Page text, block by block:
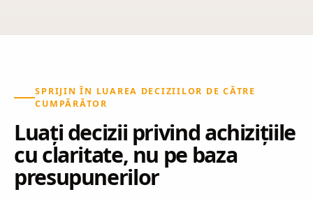
SPRIJIN ÎN LUAREA DECIZIILOR DE CĂTRE
CUMPĂRĂTOR
Luați decizii privind achizițiile
cu claritate, nu pe baza
presupunerilor